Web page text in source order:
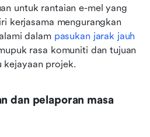
untuk rantaian e-mel yang
kerjasama mengurangkan
dalam pasukan jarak jauh
rasa komuniti dan tujuan
kejayaan projek.
dan pelaporan masa